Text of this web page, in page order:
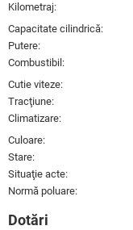
Kilometraj:
Capacitate cilindrică:
Putere:
Combustibil:
Cutie viteze:
Tracţiune:
Climatizare:
Culoare:
Stare:
Situaţie acte:
Normă poluare:
Dotări